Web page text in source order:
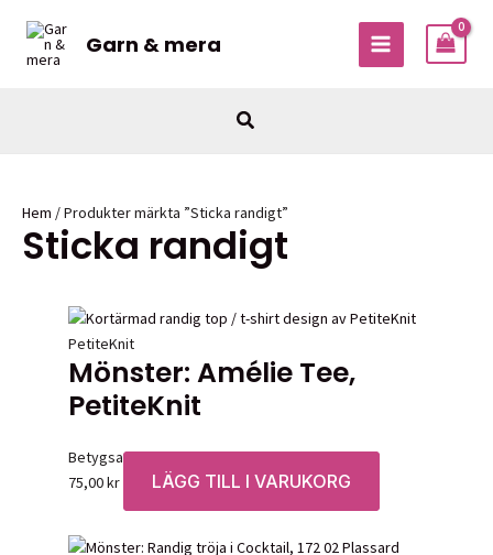
innehåll
Garn & mera
MAIN
Sök
Hem / Produkter märkta ”Sticka randigt”
Sticka randigt
PetiteKnit
Mönster: Amélie Tee,
PetiteKnit
Betygsatt0av 5
75,00kr LÄGG TILL I VARUKORG